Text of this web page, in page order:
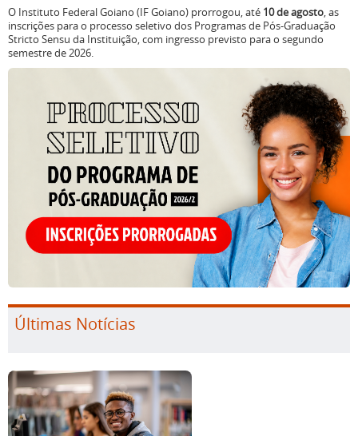
O Instituto Federal Goiano (IF Goiano) prorrogou, até 10 de agosto, as
inscrições para o processo seletivo dos Programas de Pós-Graduação
Stricto Sensu da Instituição, com ingresso previsto para o segundo
semestre de 2026.
Últimas Notícias